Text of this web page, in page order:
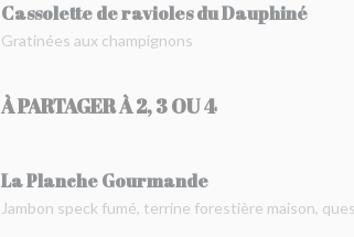
Cassolette de ravioles du Dauphiné
Gratinées aux champignons
À PARTAGER À 2, 3 OU 4
La Planche Gourmande
Jambon speck fumé, terrine forestière maison,